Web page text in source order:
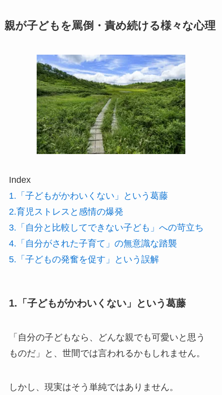
親が子どもを罵倒・責め続ける様々な心理
Index
1.「子どもがかわいくない」という葛藤
2.育児ストレスと感情の爆発
3.「自分と比較してできない子ども」への苛立ち
4.「自分がされた子育て」の無意識な踏襲
5.「子どもの発奮を促す」という誤解
1.「子どもがかわいくない」という葛藤
「自分の子どもなら、どんな親でも可愛いと思う
ものだ」と、世間では言われるかもしれません。
しかし、現実はそう単純ではありません。